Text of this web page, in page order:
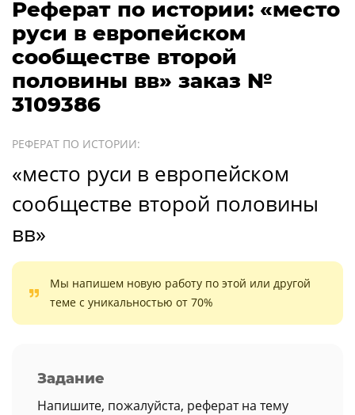
Реферат по истории: «место
руси в европейском
сообществе второй
половины вв» заказ №
3109386
РЕФЕРАТ ПО ИСТОРИИ:
«место руси в европейском
сообществе второй половины
вв»
Мы напишем новую работу по этой или другой
теме с уникальностью от 70%
Задание
Напишите, пожалуйста, реферат на тему